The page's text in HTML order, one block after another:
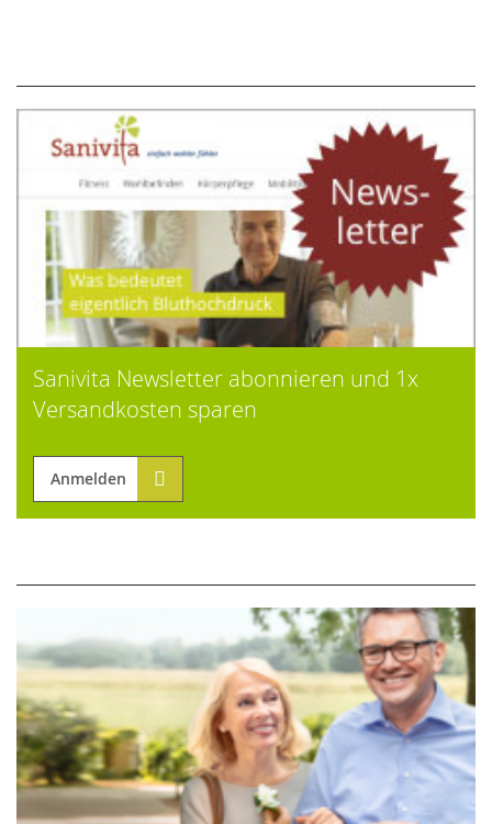
Sanivita Newsletter abonnieren und 1x
Versandkosten sparen
Anmelden